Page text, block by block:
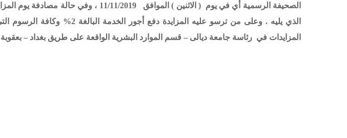
الصحيفة الرسمية أي في يوم ( الاثنين ) الموافق
الذي يليه . وعلى من ترسو عليه المزايدة
المزايدات في رئاسة جامعة ديالى – قسم الموارد البشرية الواقعة على طريق بغداد – بعقوبة